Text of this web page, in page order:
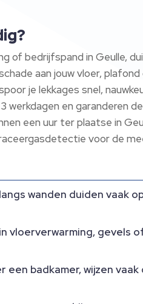
of bedrijfspand in Geulle,
aan jouw vloer, plafond
je lekkages snel,
werkdagen en garanderen de
een uur ter plaatse in
voor de
wanden duiden vaak
vloerverwarming, gevels
badkamer, wijzen vaak